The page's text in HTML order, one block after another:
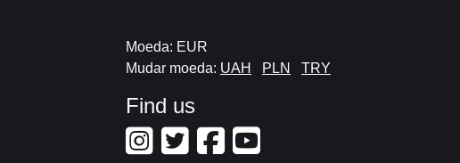
Moeda: EUR
Mudar moeda: UAH PLN TRY
Find us